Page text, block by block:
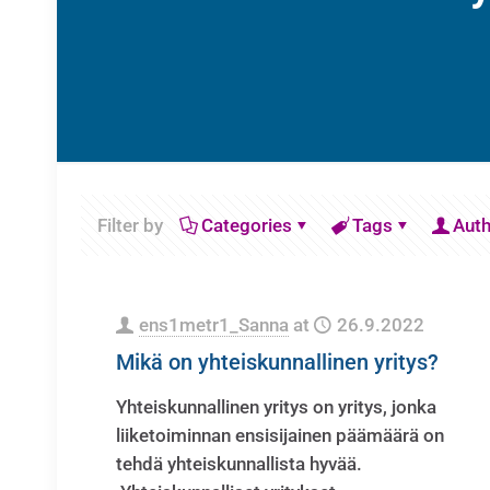
Filter by Categories Tags
ens1metr1_Sanna at 26.9.2022
Mikä on yhteiskunnallinen yritys?
Yhteiskunnallinen yritys on yritys, jonka
liiketoiminnan ensisijainen päämäärä on
tehdä yhteiskunnallista hyvää.